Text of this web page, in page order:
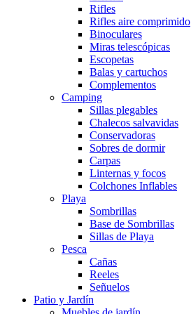
Rifles
Rifles aire comprimido
Binoculares
Miras telescópicas
Escopetas
Balas y cartuchos
Complementos
Camping
Sillas plegables
Chalecos salvavidas
Conservadoras
Sobres de dormir
Carpas
Linternas y focos
Colchones Inflables
Playa
Sombrillas
Base de Sombrillas
Sillas de Playa
Pesca
Cañas
Reeles
Señuelos
Patio y Jardín